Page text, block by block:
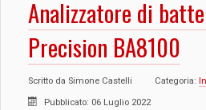
Analizzatore di
Precision BA8100
Scritto da Simone Castelli Categoria:
Pubblicato: 06 Luglio 2022